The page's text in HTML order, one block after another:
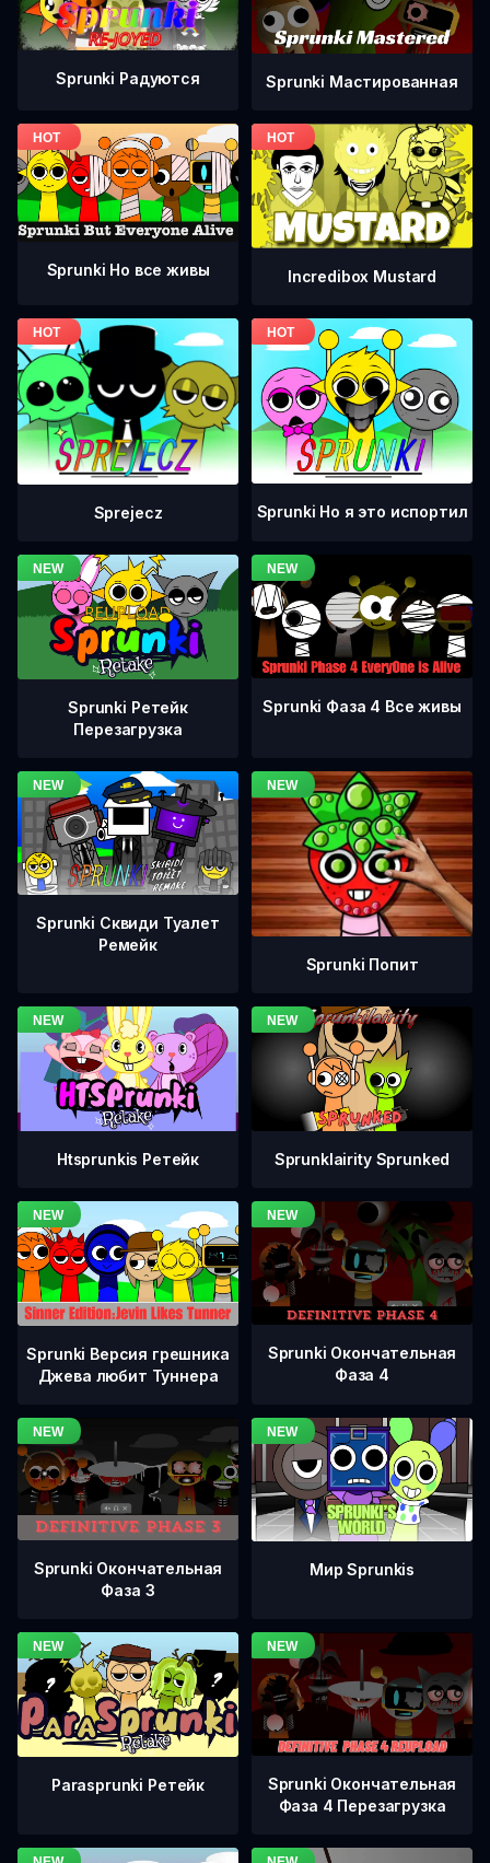
Sprunki Радуются Sprunki Мастированная
Sprunki Но все живы Incredibox Mustard
Sprejecz Sprunki Но я это испортил
Sprunki Ретейк
Перезагрузка
Sprunki Фаза 4 Все живы
Sprunki Сквиди Туалет
Ремейк
Sprunki Попит
Htsprunkis Ретейк Sprunklairity Sprunked
Sprunki Версия грешника
Джева любит Туннера
Sprunki Окончательная
Фаза 4
Sprunki Окончательная
Фаза 3
Мир Sprunkis
Parasprunki Ретейк
Sprunki Окончательная
Фаза 4 Перезагрузка